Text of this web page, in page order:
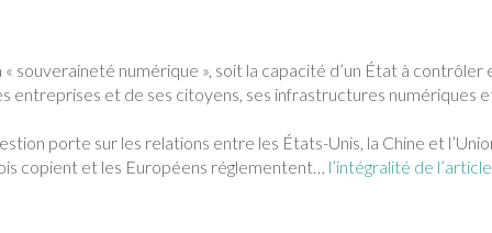
souveraineté numérique », soit la capacité d’un État à contrôler
entreprises et de ses citoyens, ses infrastructures numériques
porte sur les relations entre les États-Unis, la Chine et
copient et les Européens réglementent… l’intégralité de l’article